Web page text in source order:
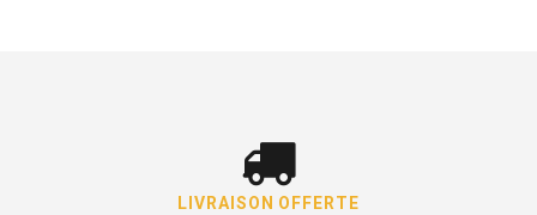
LIVRAISON OFFERTE